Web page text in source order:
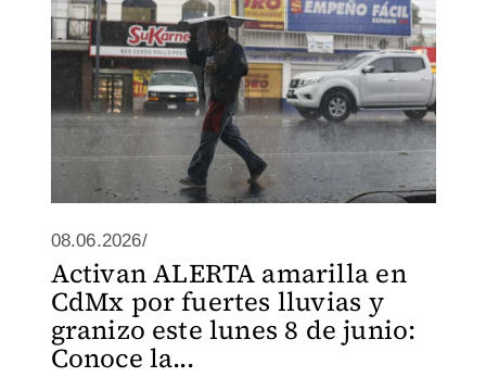
08.06.2026/
Activan ALERTA amarilla en
CdMx por fuertes lluvias y
granizo este lunes 8 de junio:
Conoce la...